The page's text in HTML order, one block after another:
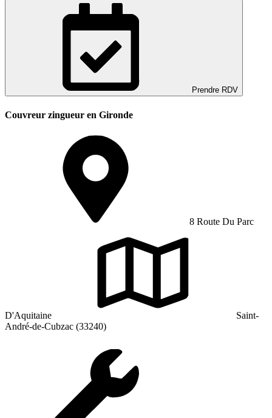
Prendre RDV
Couvreur zingueur en Gironde
8 Route Du Parc
D'Aquitaine
Saint-
André-de-Cubzac (33240)